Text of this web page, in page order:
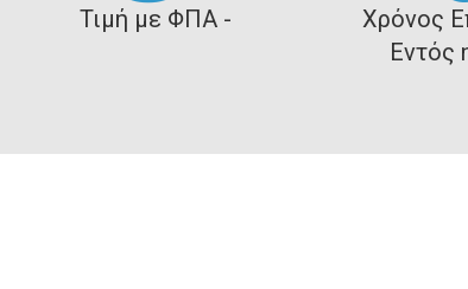
Τιμή με ΦΠΑ -
Χρόνος
Εντός